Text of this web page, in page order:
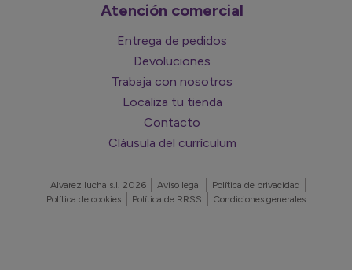
Atención comercial
Entrega de pedidos
Devoluciones
Trabaja con nosotros
Localiza tu tienda
Contacto
Cláusula del currículum
Alvarez lucha s.l. 2026 Aviso legal
Política de privacidad
Política de cookies
Política de RRSS Condiciones generales